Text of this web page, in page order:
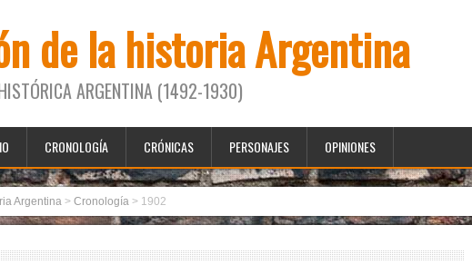
de la historia Argentina
ARGENTINA (1492-1930)
CRONOLOGÍA CRÓNICAS PERSONAJES OPINIONES
Argentina > Cronología > 1902